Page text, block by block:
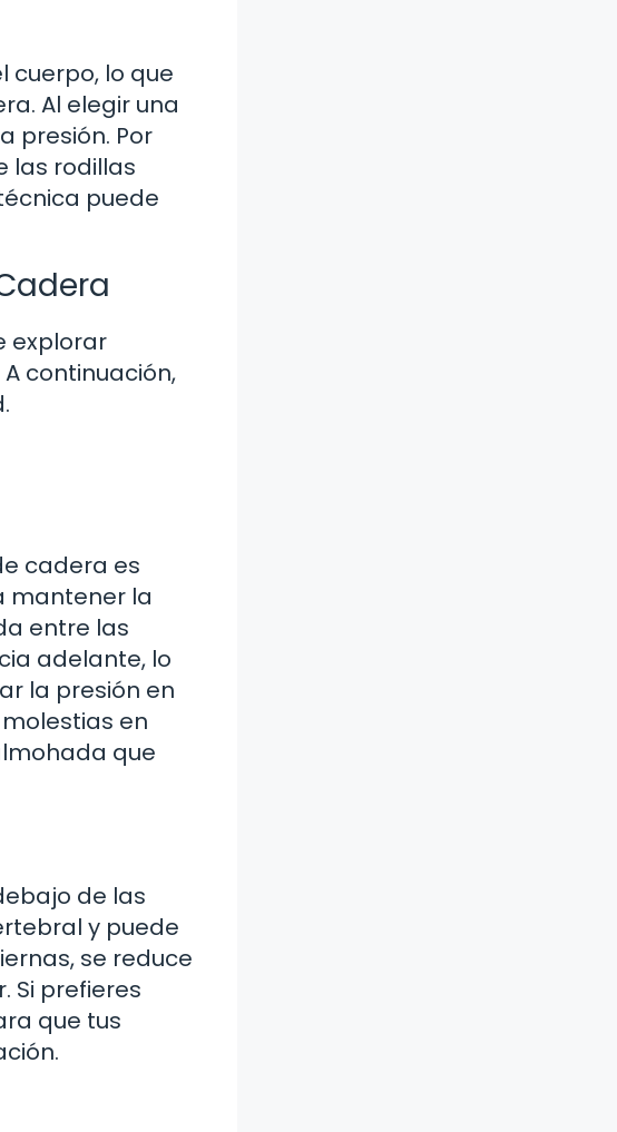
cuerpo, lo que
Al elegir una
presión. Por
las rodillas
puede
explorar
continuación,
cadera es
mantener la
entre las
adelante, lo
la presión en
en
que
de las
y puede
se reduce
Si prefieres
que tus